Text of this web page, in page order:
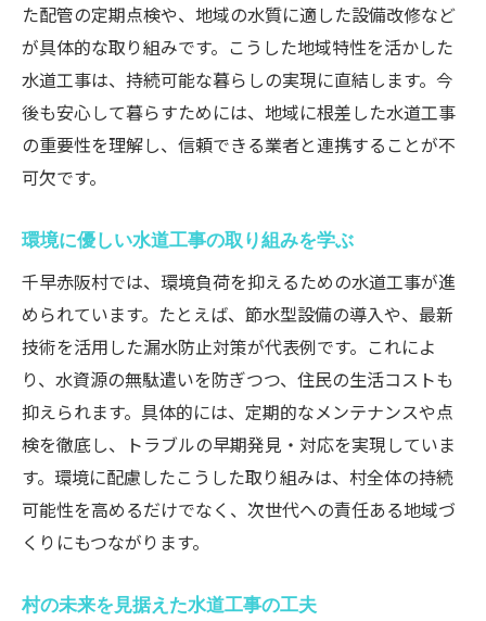
た配管の定期点検や、地域の水質に適した設備改修など
が具体的な取り組みです。こうした地域特性を活かした
水道工事は、持続可能な暮らしの実現に直結します。今
後も安心して暮らすためには、地域に根差した水道工事
の重要性を理解し、信頼できる業者と連携することが不
可欠です。
環境に優しい水道工事の取り組みを学ぶ
千早赤阪村では、環境負荷を抑えるための水道工事が進
められています。たとえば、節水型設備の導入や、最新
技術を活用した漏水防止対策が代表例です。これによ
り、水資源の無駄遣いを防ぎつつ、住民の生活コストも
抑えられます。具体的には、定期的なメンテナンスや点
検を徹底し、トラブルの早期発見・対応を実現していま
す。環境に配慮したこうした取り組みは、村全体の持続
可能性を高めるだけでなく、次世代への責任ある地域づ
くりにもつながります。
村の未来を見据えた水道工事の工夫